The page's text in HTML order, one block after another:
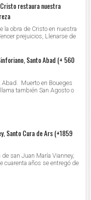
restaura nuestra
la obra de Cristo en nuestra
prejuicios, Llenarse de
Santo Abad (+ 560
Abad. Muerto en Boueges
también San Agosto o
Santo Cura de Ars (+1859
san Juan María Vianney,
cuarenta años se entregó de